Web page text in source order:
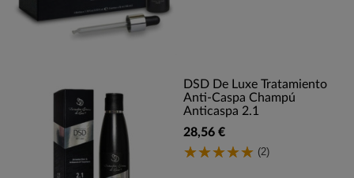
DSD De Luxe Tratamiento
Anti-Caspa Champú
Anticaspa 2.1
28,56 €
(2)